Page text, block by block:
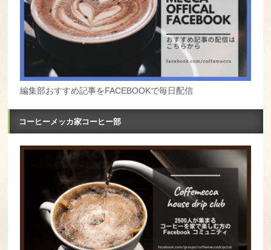
編集部おすすめ記事をFACEBOOKで毎日配信
コーヒーメッカ家コーヒー部